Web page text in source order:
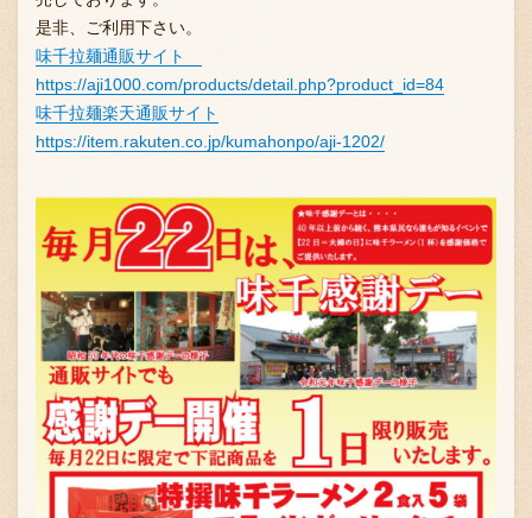
是非、ご利用下さい。
味千拉麺通販サイト
https://aji1000.com/products/detail.php?product_id=84
味千拉麺楽天通販サイト
https://item.rakuten.co.jp/kumahonpo/aji-1202/